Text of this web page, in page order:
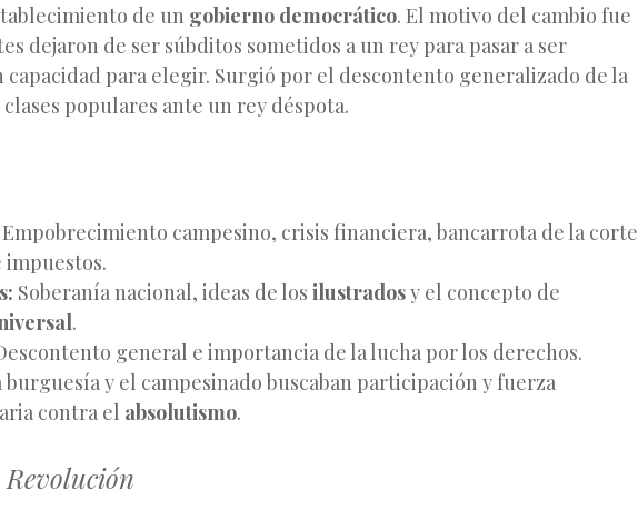
de un gobierno democrático. El motivo del cambio fue
dejaron de ser súbditos sometidos a un rey para pasar a ser
capacidad para elegir. Surgió por el descontento generalizado de la
clases populares ante un rey déspota.
Empobrecimiento campesino, crisis financiera, bancarrota de la corte
impuestos.
Soberanía nacional, ideas de los ilustradosy el concepto de
.
general e importancia de la lucha por los derechos.
burguesía y el campesinado buscaban participación y fuerza
contra el absolutismo.